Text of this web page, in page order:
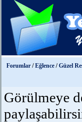
Forumlar /Eğlence /Güzel
Görülmeye